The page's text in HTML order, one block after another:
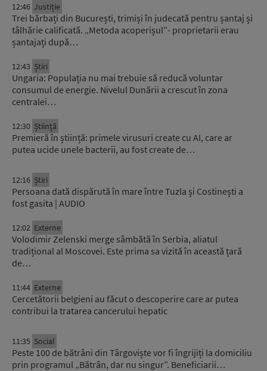
12:46 Justiție
Trei bărbați din București, trimiși în judecată pentru șantaj și
tâlhărie calificată. „Metoda acoperișul”- proprietarii erau
șantajați după…
12:43 Știri
Ungaria: Populația nu mai trebuie să reducă voluntar
consumul de energie. Nivelul Dunării a crescut în zona
centralei…
12:30 Știinţă
Premieră în știință: primele virusuri create cu AI, care ar
putea ucide unele bacterii, au fost create de…
12:16 Știri
Persoana dată dispărută în mare între Tuzla și Costinești a
fost gasita | AUDIO
12:02 Externe
Volodimir Zelenski merge sâmbătă în Serbia, aliatul
tradițional al Moscovei. Este prima sa vizită în această țară
de…
11:44 Externe
Cercetătorii belgieni au făcut o descoperire care ar putea
contribui la tratarea cancerului hepatic
11:35 Social
Peste 100 de bătrâni din Târgoviște vor fi îngrijiți la domiciliu
prin programul „Bătrân, dar nu singur”. Beneficiarii…